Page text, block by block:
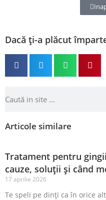
Dacă ți-a plăcut
Articole similare
Tratament pentru
cauze, soluții și când
17 aprilie 2026
Te speli pe dinți ca în orice